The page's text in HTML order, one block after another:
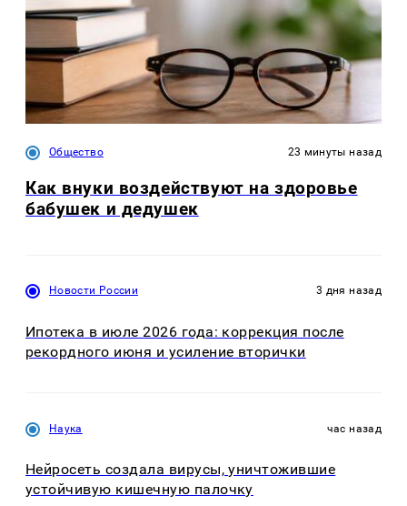
Общество 23 минуты назад
Как внуки воздействуют на здоровье
бабушек и дедушек
Новости России 3 дня назад
Ипотека в июле 2026 года: коррекция после
рекордного июня и усиление вторички
Наука час назад
Нейросеть создала вирусы, уничтожившие
устойчивую кишечную палочку